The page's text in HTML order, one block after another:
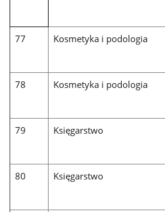
77 Kosmetyka i podologia
78 Kosmetyka i podologia
79 Księgarstwo
80 Księgarstwo